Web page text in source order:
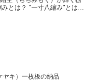
ヤキ）一枚板の納品